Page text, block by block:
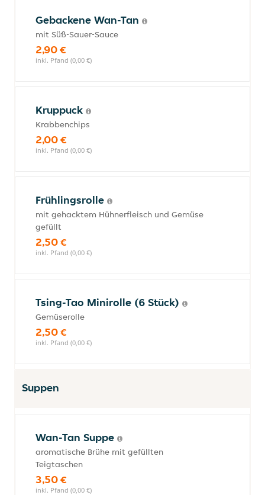
Gebackene Wan-Tan
mit Süß-Sauer-Sauce
2,90 €
inkl. Pfand (0,00 €)
Kruppuck
Krabbenchips
2,00 €
inkl. Pfand (0,00 €)
Frühlingsrolle
mit gehacktem Hühnerfleisch und Gemüse
gefüllt
2,50 €
inkl. Pfand (0,00 €)
Tsing-Tao Minirolle (6 Stück)
Gemüserolle
2,50 €
inkl. Pfand (0,00 €)
Suppen
Wan-Tan Suppe
aromatische Brühe mit gefüllten
Teigtaschen
3,50 €
inkl. Pfand (0,00 €)